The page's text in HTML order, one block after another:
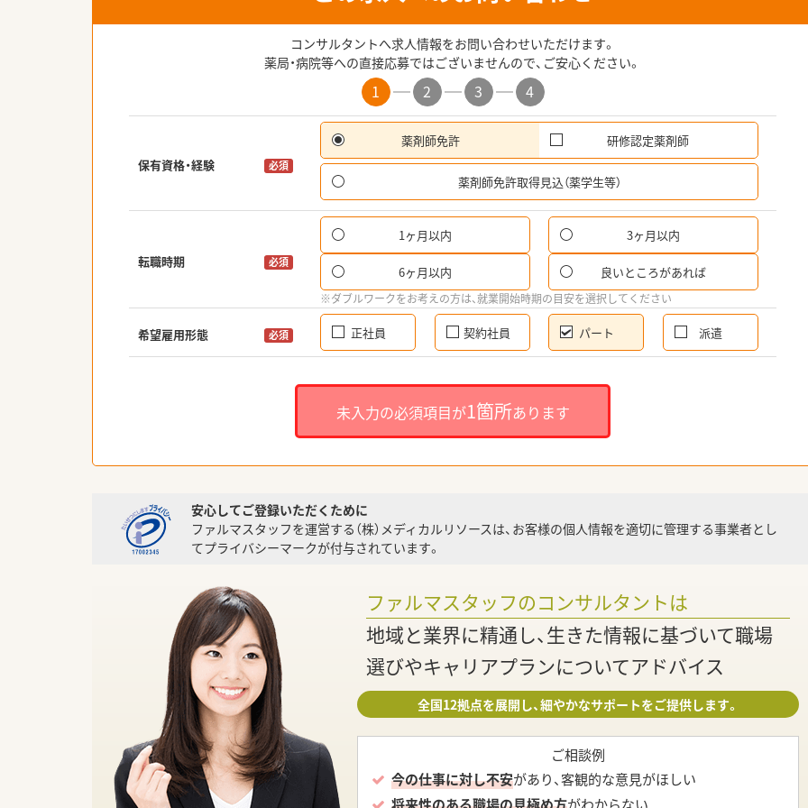
コンサルタントへ求人情報をお問い合わせいただけます。
薬局・病院等への直接応募ではございませんので、ご安心ください。
1 2 3 4
保有資格・経験 必須
薬剤師免許 研修認定薬剤師
薬剤師免許取得見込（薬学生等）
転職時期 必須
1ヶ月以内 3ヶ月以内
6ヶ月以内 良いところがあれば
※ダブルワークをお考えの方は、就業開始時期の目安を選択してください
希望雇用形態 必須 正社員 契約社員 パート 派遣
未入力の必須項目が1箇所あります
安心してご登録いただくために
ファルマスタッフを運営する（株）メディカルリソースは、お客様の個人情報を適切に管理する事業者とし
てプライバシーマークが付与されています。
ファルマスタッフのコンサルタントは
地域と業界に精通し、生きた情報に基づいて職場
選びやキャリアプランについてアドバイス
全国12拠点を展開し、細やかなサポートをご提供します。
ご相談例
今の仕事に対し不安があり、客観的な意見がほしい